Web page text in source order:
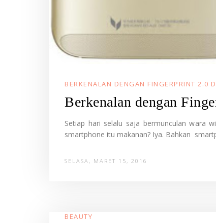
BERKENALAN DENGAN FINGERPRINT 2.0
Berkenalan dengan
Setiap hari selalu saja bermunculan wara
smartphone itu makanan? Iya. Bahkan
SELASA, MARET 15, 2016
BEAUTY